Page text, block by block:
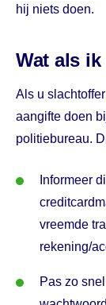
hij niets doen.
Wat als
Als u
aangifte doen
politiebureau.
Informeer
vreemde
rekening/
Pas zo